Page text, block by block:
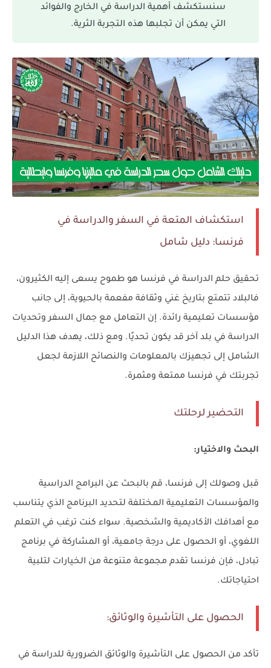
سنستكشف أهمية الدراسة في الخارج والفوائد
التي يمكن أن تجلبها هذه التجربة الثرية.
استكشاف المتعة في السفر والدراسة في
فرنسا: دليل شامل
تحقيق حلم الدراسة في فرنسا هو طموح يسعى إليه الكثيرون،
فالبلاد تتمتع بتاريخ غني وثقافة مفعمة بالحيوية، إلى جانب
مؤسسات تعليمية رائدة. إن التعامل مع جمال السفر وتحديات
الدراسة في بلد آخر قد يكون تحديًا. ومع ذلك، يهدف هذا الدليل
الشامل إلى تجهيزك بالمعلومات والنصائح اللازمة لجعل
تجربتك في فرنسا ممتعة ومثمرة.
التحضير لرحلتك
البحث والاختيار:
قبل وصولك إلى فرنسا، قم بالبحث عن البرامج الدراسية
والمؤسسات التعليمية المختلفة لتحديد البرنامج الذي يتناسب
مع أهدافك الأكاديمية والشخصية. سواء كنت ترغب في التعلم
اللغوي، أو الحصول على درجة جامعية، أو المشاركة في برنامج
تبادل، فإن فرنسا تقدم مجموعة متنوعة من الخيارات لتلبية
احتياجاتك.
الحصول على التأشيرة والوثائق:
تأكد من الحصول على التأشيرة والوثائق الضرورية للدراسة في